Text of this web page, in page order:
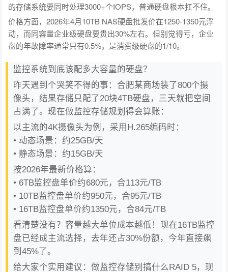
的存储系统要同时处理3000+个IOPS，普通硬盘根本扛不住。
价格方面，2026年4月10TB NAS硬盘批发价在1250-1350元浮
动，而同容量企业级硬盘要贵出30%左右。但别觉得亏，企业
盘的年故障率通常只有0.5%，是消费级硬盘的1/10。
监控系统到底该配多大容量的硬盘？
昨天遇到个哭笑不得的事：合肥某商场装了800个摄
像头，结果存储只配了20块4TB硬盘，三天就把空间
占满了。现在做监控存储规划得会算账：
以主流的4K摄像头为例，采用H.265编码时：
• 动态场景：约25GB/天
• 静态场景：约15GB/天
按2026年最新价格算：
• 6TB监控盘单价约680元，合113元/TB
• 10TB监控盘单价约950元，合95元/TB
• 16TB监控盘单价约1350元，合84元/TB
看清楚没有？容量越大单位成本越低！现在16TB监控
盘已经成主流选择，去年还占30%份额，今年直接飙
到45%了。
给大家个实用建议：做监控存储别搞什么RAID 5，现